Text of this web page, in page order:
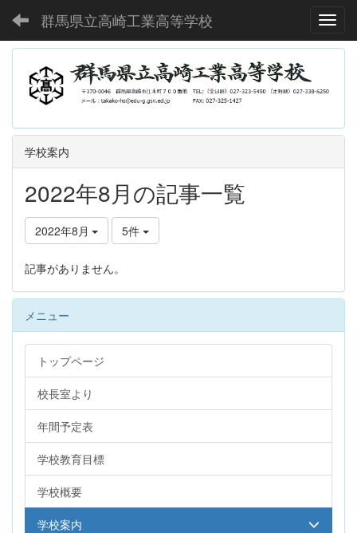
群馬県立高崎工業高等学校
学校案内
2022年8月の記事一覧
2022年8月 5件
記事がありません。
メニュー
トップページ
校長室より
年間予定表
学校教育目標
学校概要
学校案内